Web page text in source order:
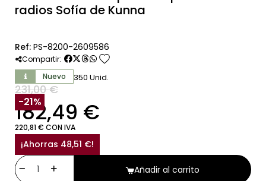
radios Sofía de Kunna
Ref: PS-8200-2609586
Compartir: favorite
Nuevo 350 Unid.
231,00 €
SIN IVA
182,49 €
220,81 € CON IVA
¡Ahorras 48,51 €!
-21%
Añadir al carrito